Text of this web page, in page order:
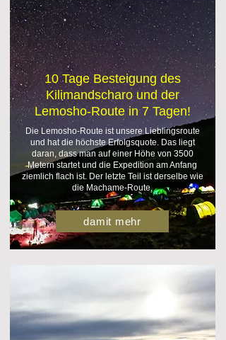
10 Tage Besteigung des
Kilimandscharo und der
Lemosho-Route in 7 Tagen!
Die Lemosho-Route ist unsere Lieblingsroute
und hat die höchste Erfolgsquote. Das liegt
daran, dass man auf einer Höhe von 3500
Metern startet und die Expedition am Anfang
ziemlich flach ist. Der letzte Teil ist derselbe wie
die Machame-Route.
damit mehr